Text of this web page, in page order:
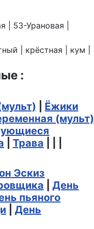
| 53-Урановая |
| крёстная | кум |
:
Ёжики
(мульт)
Трава
Эскиз
День
пьяного
День